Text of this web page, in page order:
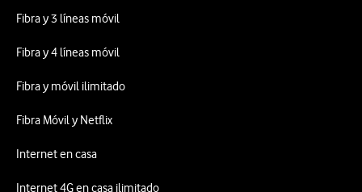
Fibra y 3 líneas móvil
Fibra y 4 líneas móvil
Fibra y móvil ilimitado
Fibra Móvil y Netflix
Internet en casa
Internet 4G en casa ilimitado